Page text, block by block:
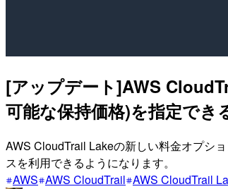
[アップデート]AWS
可能な保持価格)を指定でき
AWS CloudTrail Lakeの新しい料金オプシ
スを利用できるようになります。
AWS AWS CloudTrail AWS CloudTrail